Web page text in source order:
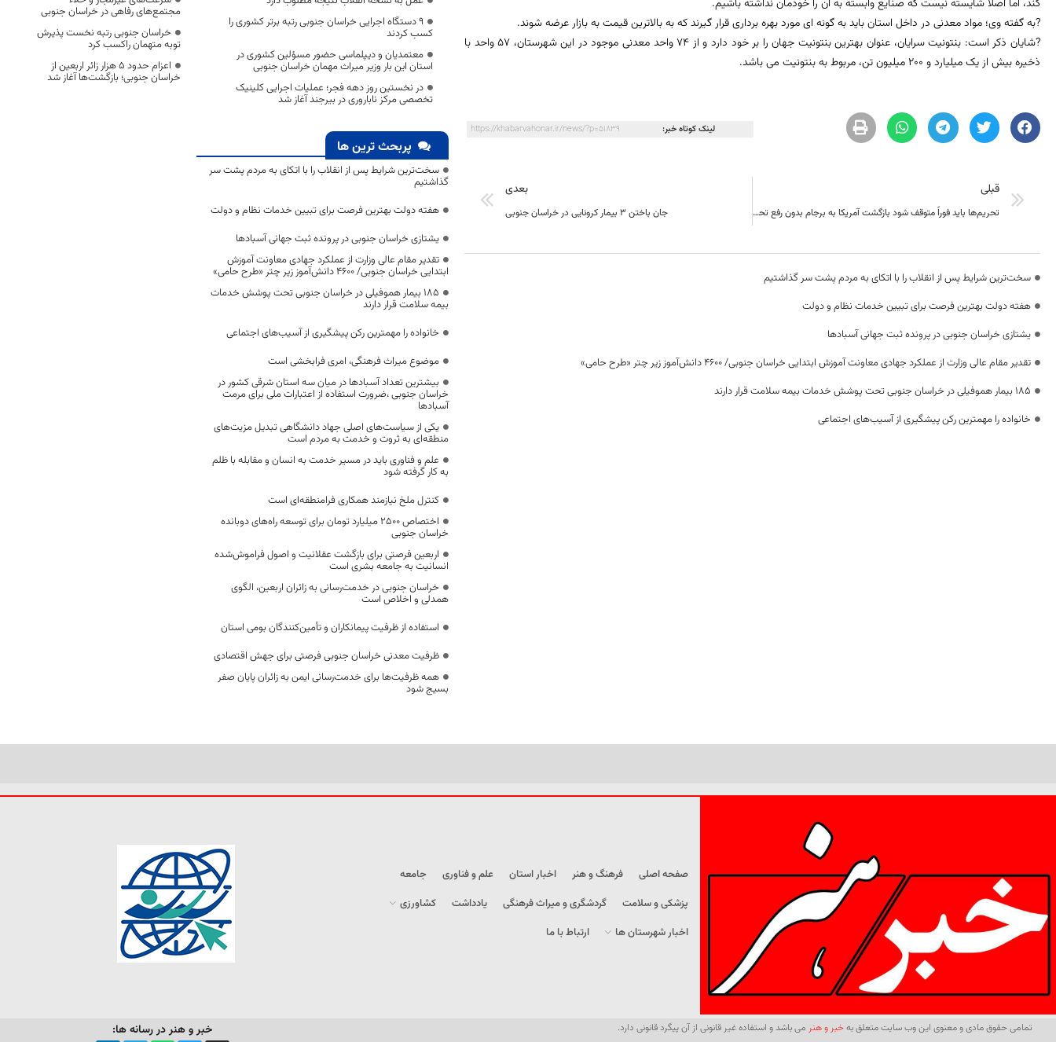
کند، اما اصلاً شایسته نیست که صنایع وابسته به آن را خودمان نداشته باشیم.
?به گفته وی؛ مواد معدنی در داخل استان باید به گونه ای مورد بهره برداری قرار گیرند که به بالاترین قیمت به بازار عرضه شوند.
?شایان ذکر است: بنتونیت سرایان، عنوان بهترین بنتونیت جهان را بر خود دارد و از ۷۴ واحد معدنی موجود در این شهرستان، ۵۷ واحد با
ذخیره بیش از یک میلیارد و ۲۰۰ میلیون تن، مربوط به بنتونیت می باشد.
لینک کوتاه خبر: https://khabarvahonar.ir/news/?p=51839
قبلی
تحریم‌ها باید فوراً متوقف شود بازگشت آمریکا به برجام بدون رفع تحریم به ضرر ماست
بعدی
جان باختن 3 بیمار کرونایی در خراسان جنوبی
سخت‌ترین شرایط پس از انقلاب را با اتکای به مردم پشت سر گذاشتیم
هفته دولت بهترین فرصت برای تبیین خدمات نظام و دولت
یشتازی خراسان جنوبی در پرونده ثبت جهانی آسبادها
تقدیر مقام عالی وزارت از عملکرد جهادی معاونت آموزش ابتدایی خراسان جنوبی/ ۴۶۰۰ دانش‌آموز زیر چتر «طرح حامی»
۱۸۵ بیمار هموفیلی در خراسان جنوبی تحت پوشش خدمات بیمه سلامت قرار دارند
خانواده را مهمترین رکن پیشگیری از آسیب‌های اجتماعی
۹ دستگاه اجرایی خراسان جنوبی رتبه برتر کشوری را
کسب کردند
معتمدیان و دیپلماسی حضور مسؤلین کشوری در
استان این بار وزیر میراث مهمان خراسان جنوبی
در نخستین روز دهه فجر؛ عملیات اجرایی کلینیک
تخصصی مرکز ناباروری در بیرجند آغاز شد
پربحث ترین ها
سخت‌ترین شرایط پس از انقلاب را با اتکای به مردم پشت سر
گذاشتیم
هفته دولت بهترین فرصت برای تبیین خدمات نظام و دولت
یشتازی خراسان جنوبی در پرونده ثبت جهانی آسبادها
تقدیر مقام عالی وزارت از عملکرد جهادی معاونت آموزش
ابتدایی خراسان جنوبی/ ۴۶۰۰ دانش‌آموز زیر چتر «طرح حامی»
۱۸۵ بیمار هموفیلی در خراسان جنوبی تحت پوشش خدمات
بیمه سلامت قرار دارند
خانواده را مهمترین رکن پیشگیری از آسیب‌های اجتماعی
موضوع میراث فرهنگی، امری فرابخشی است
بیشترین تعداد آسبادها در میان سه استان شرقی کشور در
خراسان جنوبی ،ضرورت استفاده از اعتبارات ملی برای مرمت
آسبادها
یکی از سیاست‌های اصلی جهاد دانشگاهی تبدیل مزیت‌های
منطقه‌ای به ثروت و خدمت به مردم است
علم و فناوری باید در مسیر خدمت به انسان و مقابله با ظلم
به کار گرفته شود
کنترل ملخ نیازمند همکاری فرامنطقه‌ای است
اختصاص 2500 میلیارد تومان برای توسعه راه‌های دوبانده
خراسان جنوبی
اربعین فرصتی برای بازگشت عقلانیت و اصول فراموش‌شده
انسانیت به جامعه بشری است
خراسان جنوبی در خدمت‌رسانی به زائران اربعین، الگوی
همدلی و اخلاص است
استفاده از ظرفیت پیمانکاران و تأمین‌کنندگان بومی استان
ظرفیت معدنی خراسان جنوبی فرصتی برای جهش اقتصادی
همه ظرفیت‌ها برای خدمت‌رسانی ایمن به زائران پایان صفر
بسیج شود
مجتمع‌های رفاهی در خراسان جنوبی
خراسان جنوبی رتبه نخست پذیرش
توبه متهمان راکسب کرد
اعزام حدود 5 هزار زائر اربعین از
خراسان جنوبی؛ بازگشت‌ها آغاز شد
صفحه اصلی فرهنگ و هنر اخبار استان علم و فناوری
جامعه
پزشکی و سلامت
گردشگری و میراث فرهنگی یادداشت
کشاورزی
اخبار شهرستان ها
ارتباط با ما
تمامی حقوق مادی و معنوی این وب سایت متعلق بهخبر و هنر می باشد و استفاده غیر قانونی از آن پیگرد قانونی دارد. خبر و هنر در رسانه ها: